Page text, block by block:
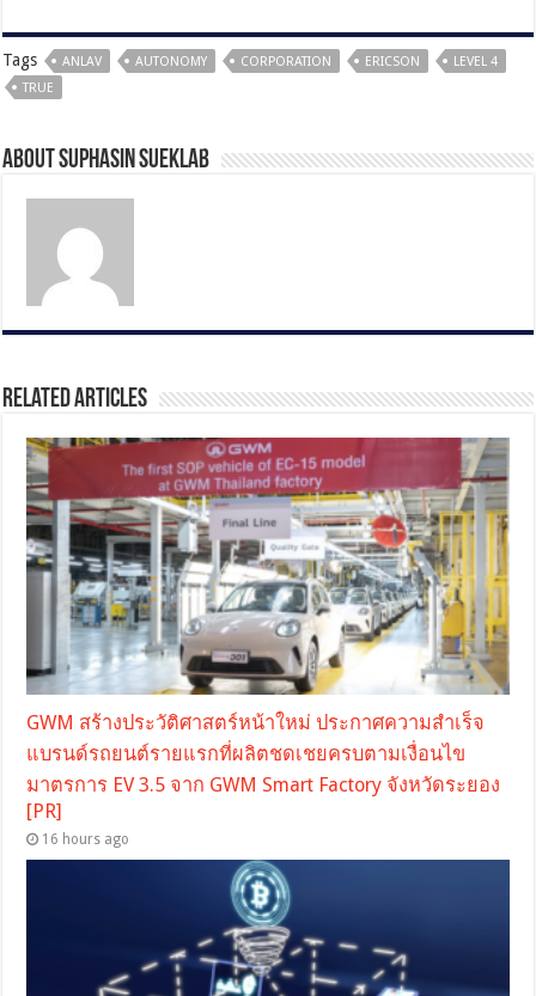
Tags ANLAV AUTONOMY CORPORATION ERICSON
LEVEL 4
TRUE
About Suphasin Sueklab
Related Articles
GWM สร้างประวัติศาสตร์หน้าใหม่ ประกาศความสำเร็จ
แบรนด์รถยนต์รายแรกที่ผลิตชดเชยครบตามเงื่อนไข
มาตรการ EV 3.5 จาก GWM Smart Factory จังหวัดระยอง
[PR]
16 hours ago